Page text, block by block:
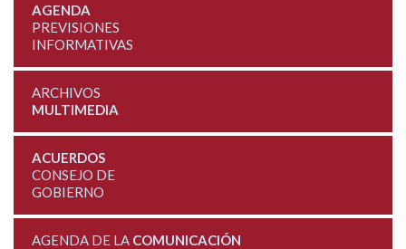
AGENDA
PREVISIONES
INFORMATIVAS
ARCHIVOS
MULTIMEDIA
ACUERDOS
CONSEJO DE
GOBIERNO
AGENDA DE LA COMUNICACIÓN